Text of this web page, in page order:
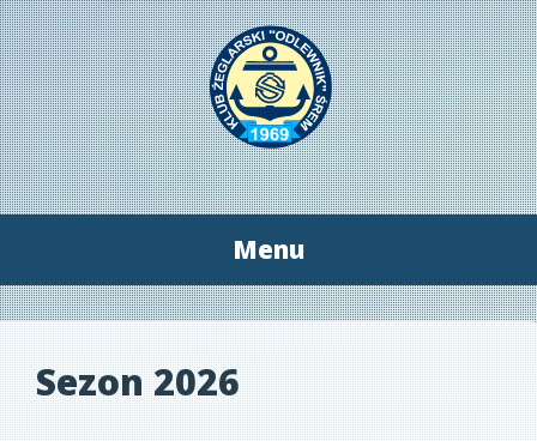
Menu
Przeskocz
do
treści
Sezon 2026